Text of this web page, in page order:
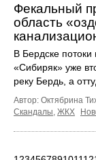
Фекальный
область
В Бердске потоки
«Сибиряк» уже
реку Бердь, а
Автор: Октябрина
Скандалы, ЖКХ